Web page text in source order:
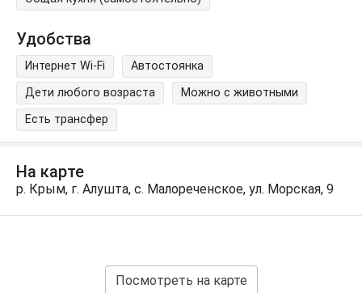
Удобства
Интернет Wi-Fi
Автостоянка
Дети любого возраста
Можно с животными
Есть трансфер
На карте
р. Крым, г. Алушта, с. Малореченское, ул. Морская, 9
Посмотреть на карте